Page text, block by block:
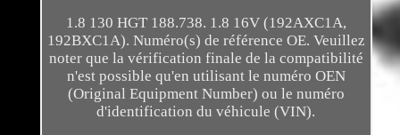
1.8 130 HGT 188.738. 1.8 16V (192AXC1A,
192BXC1A). Numéro(s) de référence OE. Veuillez
noter que la vérification finale de la compatibilité
n'est possible qu'en utilisant le numéro OEN
(Original Equipment Number) ou le numéro
d'identification du véhicule (VIN).